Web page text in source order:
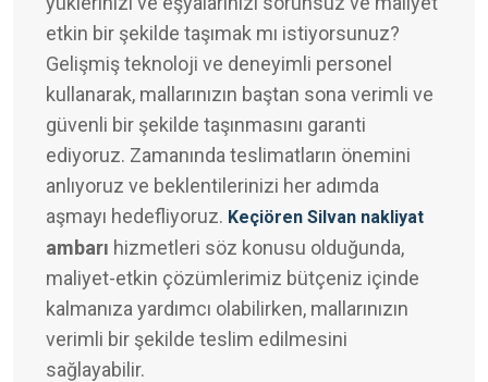
etkin bir şekilde taşımak mı istiyorsunuz?
Gelişmiş teknoloji ve deneyimli personel
kullanarak, mallarınızın baştan sona verimli ve
güvenli bir şekilde taşınmasını garanti
ediyoruz. Zamanında teslimatların önemini
anlıyoruz ve beklentilerinizi her adımda
aşmayı hedefliyoruz. Keçiören Silvan nakliyat
ambarı hizmetleri söz konusu olduğunda,
maliyet-etkin çözümlerimiz bütçeniz içinde
kalmanıza yardımcı olabilirken, mallarınızın
verimli bir şekilde teslim edilmesini
sağlayabilir.